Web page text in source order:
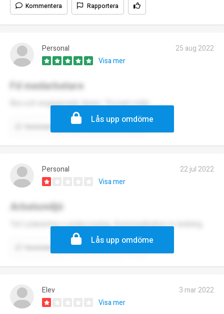
Kommentera Rapportera
Personal
25 aug 2022
Visa mer
Fd medarbetare
Bra och engagerade lärare. Trivsam miljö.
Lås upp omdöme
Personal
22 jul 2022
Visa mer
Arbetsmiljö
Tid t planering o undervisning. Kommunikation m ledning.
Lås upp omdöme
Elev
3 mar 2022
Visa mer